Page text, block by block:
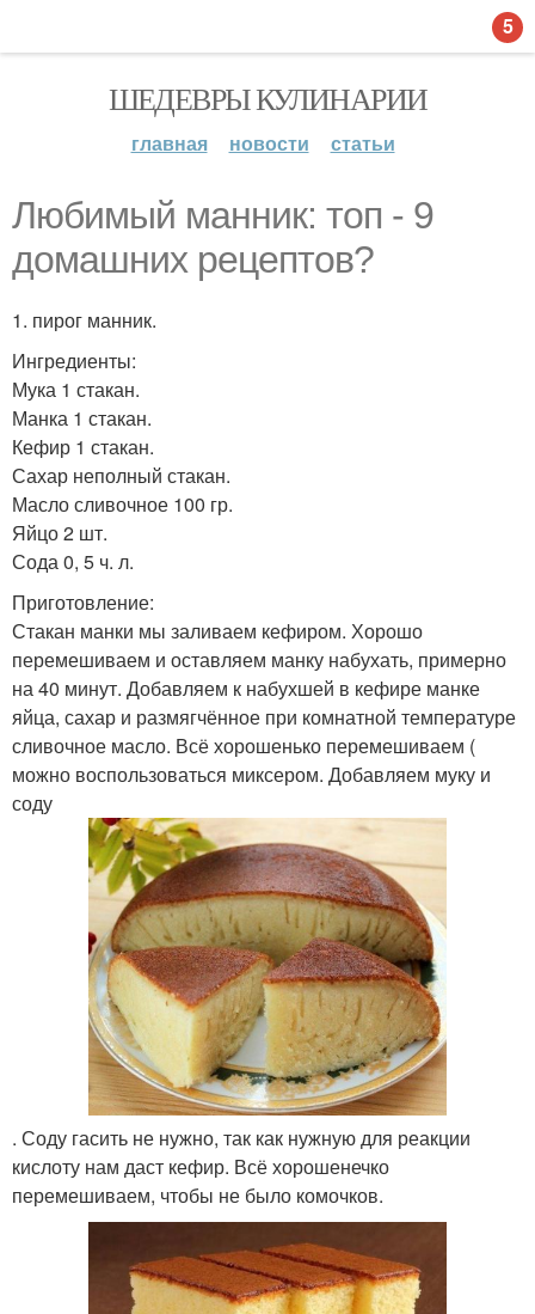
ШЕДЕВРЫ КУЛИНАРИИ
главная новости статьи
Любимый манник: топ - 9
домашних рецептов?
1. пирог манник.
Ингредиенты:
Мука 1 стакан.
Манка 1 стакан.
Кефир 1 стакан.
Сахар неполный стакан.
Масло сливочное 100 гр.
Яйцо 2 шт.
Сода 0, 5 ч. л.
Приготовление:
Стакан манки мы заливаем кефиром. Хорошо
перемешиваем и оставляем манку набухать, примерно
на 40 минут. Добавляем к набухшей в кефире манке
яйца, сахар и размягчённое при комнатной температуре
сливочное масло. Всё хорошенько перемешиваем (
можно воспользоваться миксером. Добавляем муку и
соду
. Соду гасить не нужно, так как нужную для реакции
кислоту нам даст кефир. Всё хорошенечко
перемешиваем, чтобы не было комочков.
5